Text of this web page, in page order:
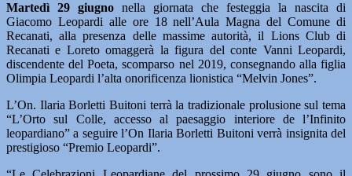
Martedì 29 giugno nella giornata che festeggia la nascita di
Giacomo Leopardi alle ore 18 nell’Aula Magna del Comune di
Recanati, alla presenza delle massime autorità, il Lions Club di
Recanati e Loreto omaggerà la figura del conte Vanni Leopardi,
discendente del Poeta, scomparso nel 2019, consegnando alla figlia
Olimpia Leopardi l’alta onorificenza lionistica “Melvin Jones”.
L’On. Ilaria Borletti Buitoni terrà la tradizionale prolusione sul tema
“L’Orto sul Colle, accesso al paesaggio interiore de l’Infinito
leopardiano” a seguire l’On Ilaria Borletti Buitoni verrà insignita del
prestigioso “Premio Leopardi”.